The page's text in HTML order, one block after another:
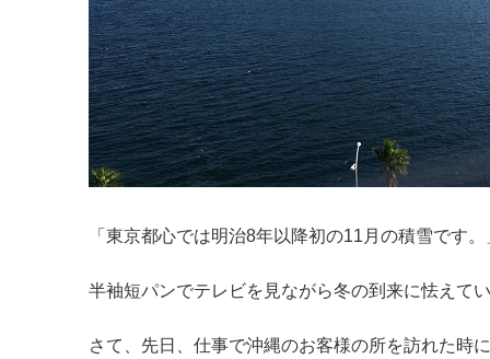
「東京都心では明治8年以降初の11月の積雪です
半袖短パンでテレビを見ながら冬の到来に怯えて
さて、先日、仕事で沖縄のお客様の所を訪れた時